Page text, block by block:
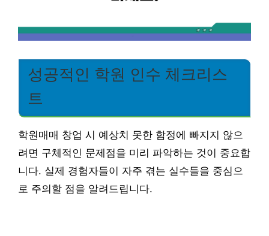
성공적인 학원 인수 체크리스
트
학원매매 창업 시 예상치 못한 함정에 빠지지 않으
려면 구체적인 문제점을 미리 파악하는 것이 중요합
니다. 실제 경험자들이 자주 겪는 실수들을 중심으
로 주의할 점을 알려드립니다.